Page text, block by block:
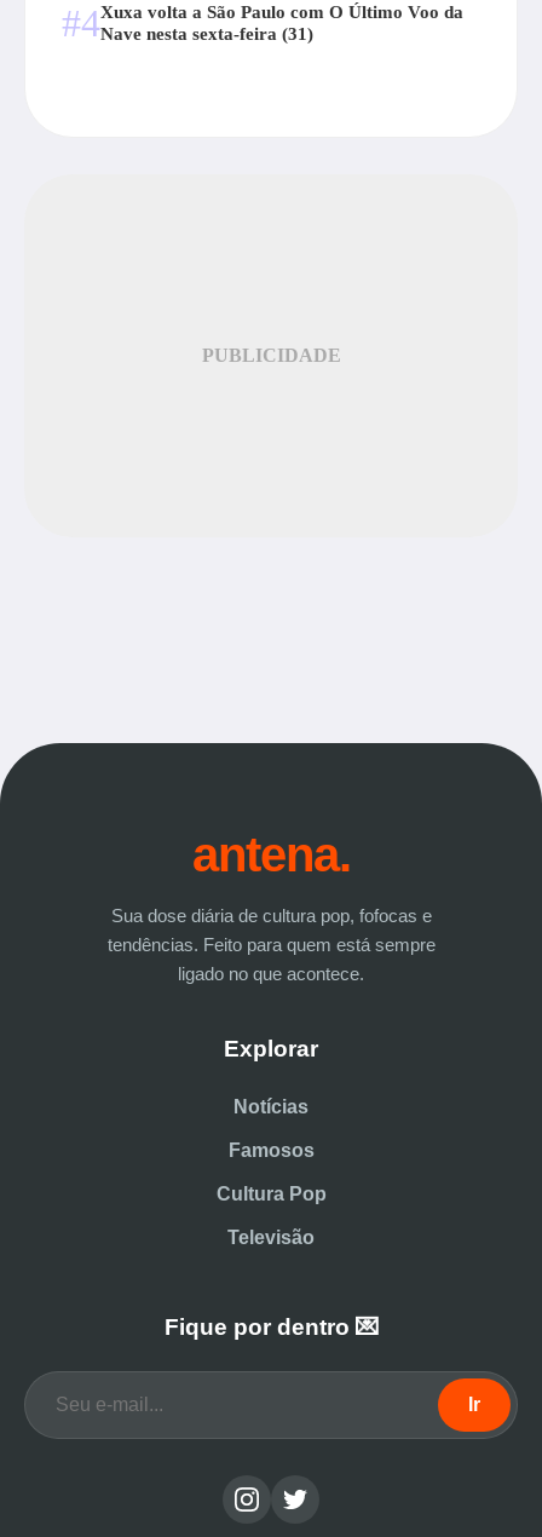
#4Xuxa volta a São Paulo com O Último Voo da
Nave nesta sexta-feira (31)
PUBLICIDADE
antena.
Sua dose diária de cultura pop, fofocas e
tendências. Feito para quem está sempre
ligado no que acontece.
Explorar
Notícias
Famosos
Cultura Pop
Televisão
Fique por dentro 💌
Ir